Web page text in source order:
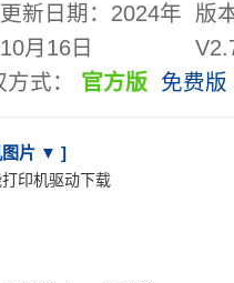
更新日期： 2024年
10月16日
版
方式： 官方版 免费版
图片 ▼ ]
印机驱动下载